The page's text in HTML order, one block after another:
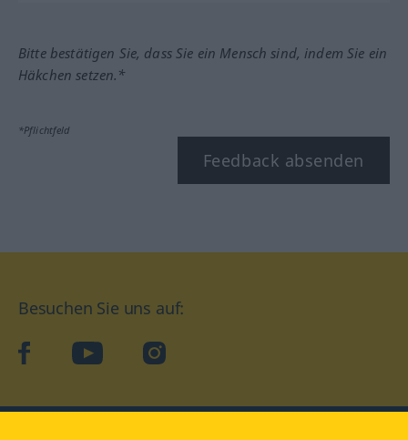
Bitte bestätigen Sie, dass Sie ein Mensch sind, indem Sie ein
Häkchen setzen.*
*Pflichtfeld
Feedback absenden
Besuchen Sie uns auf:
facebookYouTube Instagram